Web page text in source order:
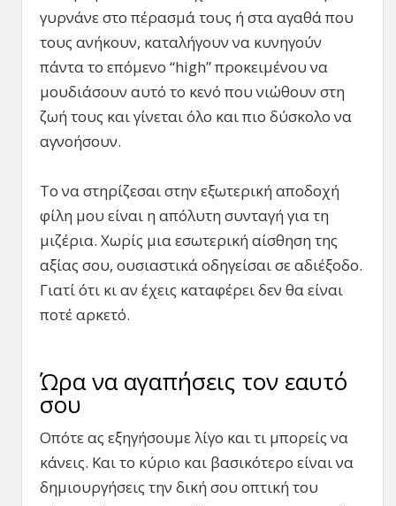
γυρνάνε στο πέρασμά τους ή στα αγαθά που
τους ανήκουν, καταλήγουν να κυνηγούν
πάντα το επόμενο “high” προκειμένου να
μουδιάσουν αυτό το κενό που νιώθουν στη
ζωή τους και γίνεται όλο και πιο δύσκολο να
αγνοήσουν.
Το να στηρίζεσαι στην εξωτερική αποδοχή
φίλη μου είναι η απόλυτη συνταγή για τη
μιζέρια. Χωρίς μια εσωτερική αίσθηση της
αξίας σου, ουσιαστικά οδηγείσαι σε αδιέξοδο.
Γιατί ότι κι αν έχεις καταφέρει δεν θα είναι
ποτέ αρκετό.
Ώρα να αγαπήσεις τον εαυτό
σου
Οπότε ας εξηγήσουμε λίγο και τι μπορείς να
κάνεις. Και το κύριο και βασικότερο είναι να
δημιουργήσεις την δική σου οπτική του